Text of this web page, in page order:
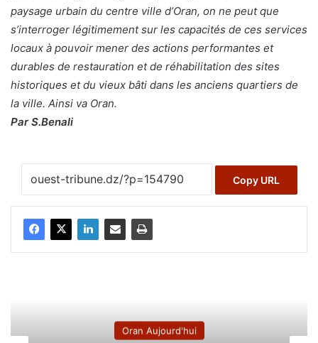
paysage urbain du centre ville d’Oran, on ne peut que
s’interroger légitimement sur les capacités de ces services
locaux à pouvoir mener des actions performantes et
durables de restauration et de réhabilitation des sites
historiques et du vieux bâti dans les anciens quartiers de
la ville. Ainsi va Oran.
Par S.Benali
Copy URL
Oran Aujourd'hui